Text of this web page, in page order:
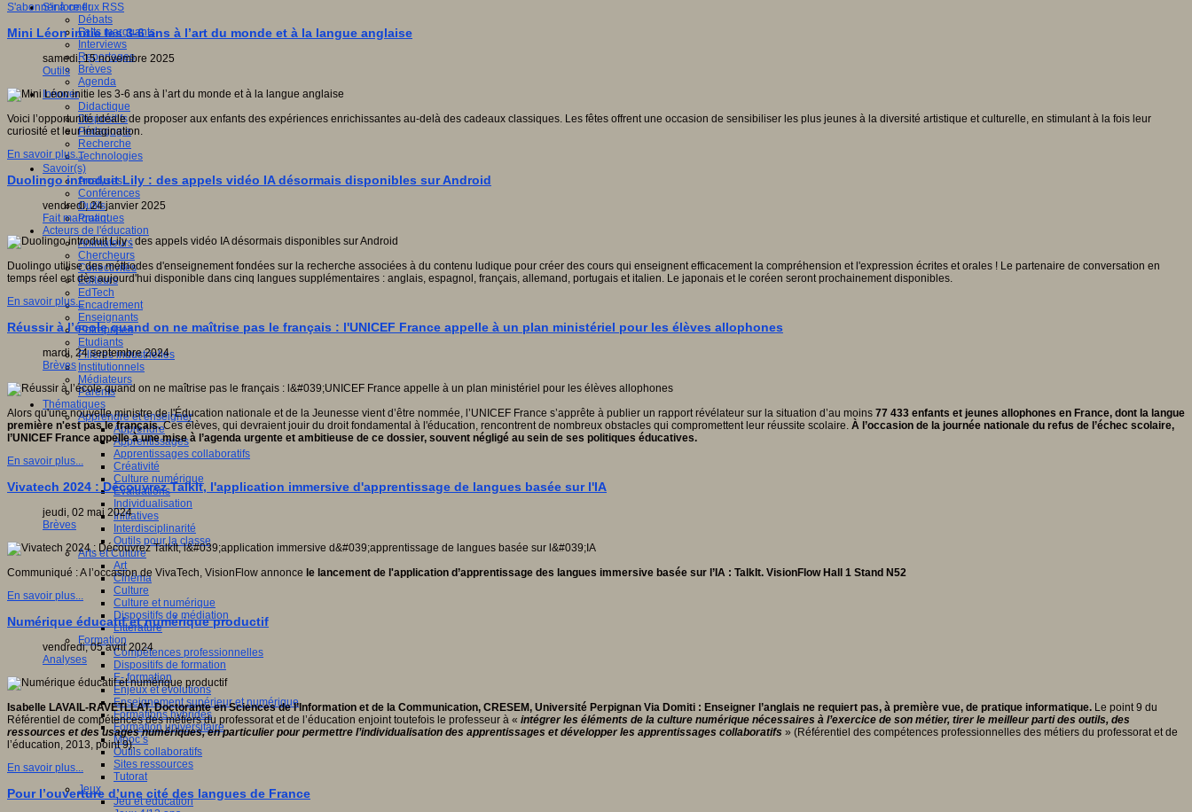
S'informer
Débats
Faits marquants
Interviews
Reportages
Brèves
Agenda
Innover
Didactique
Dispositifs
Pédagogie
Recherche
Technologies
Savoir(s)
Analyses
Conférences
Outils
Pratiques
Acteurs de l'éducation
Animateurs
Chercheurs
Collectivités
Editeurs
EdTech
Encadrement
Enseignants
Entreprises
Etudiants
Filières industrielles
Institutionnels
Médiateurs
Parents
Thématiques
Apprendre et enseigner
Apprendre
Apprentissages
Apprentissages collaboratifs
Créativité
Culture numérique
Evaluations
Individualisation
Initiatives
Interdisciplinarité
Outils pour la classe
Arts et Culture
Art
Cinéma
Culture
Culture et numérique
Dispositifs de médiation
Littérature
Formation
Compétences professionnelles
Dispositifs de formation
E- formation
Enjeux et évolutions
Enseignement supérieur et numérique
Formations hybrides
Formation universitaire
Mooc’s
Outils collaboratifs
Sites ressources
Tutorat
Jeux
Jeu et éducation
S'abonner à ce flux RSS
Mini Léon initie les 3-6 ans à l’art du monde et à la langue anglaise
samedi, 15 novembre 2025
Outils
Voici l’opportunité idéale de proposer aux enfants des expériences enrichissantes au-delà des cadeaux classiques. Les fêtes offrent une occasion de sensibiliser les plus jeunes à la diversité artistique et culturelle, en stimulant à la fois leur
curiosité et leur imagination.
En savoir plus...
Duolingo introduit Lily : des appels vidéo IA désormais disponibles sur Android
vendredi, 24 janvier 2025
Fait marquant
Duolingo utilise des méthodes d'enseignement fondées sur la recherche associées à du contenu ludique pour créer des cours qui enseignent efficacement la compréhension et l'expression écrites et orales ! Le partenaire de conversation en
temps réel est dès aujourd'hui disponible dans cinq langues supplémentaires : anglais, espagnol, français, allemand, portugais et italien. Le japonais et le coréen seront prochainement disponibles.
En savoir plus...
Réussir à l’école quand on ne maîtrise pas le français : l'UNICEF France appelle à un plan ministériel pour les élèves allophones
mardi, 24 septembre 2024
Brèves
Alors qu'une nouvelle ministre de l'Éducation nationale et de la Jeunesse vient d’être nommée, l’UNICEF France s’apprête à publier un rapport révélateur sur la situation d’au moins 77 433 enfants et jeunes allophones en France, dont la langue
première n'est pas le français.Ces élèves, qui devraient jouir du droit fondamental à l'éducation, rencontrent de nombreux obstacles qui compromettent leur réussite scolaire. À l’occasion de la journée nationale du refus de l’échec scolaire,
l’UNICEF France appelle à une mise à l’agenda urgente et ambitieuse de ce dossier, souvent négligé au sein de ses politiques éducatives.
En savoir plus...
Vivatech 2024 : Découvrez TalkIt, l'application immersive d'apprentissage de langues basée sur l'IA
jeudi, 02 mai 2024
Brèves
Communiqué : A l’occasion de VivaTech, VisionFlow annonce le lancement de l'application d’apprentissage des langues immersive basée sur l’IA : TalkIt. VisionFlow Hall 1 Stand N52
En savoir plus...
Numérique éducatif et numérique productif
vendredi, 05 avril 2024
Analyses
Isabelle LAVAIL-RAVETLLAT, Doctorante en Sciences de l’Information et de la Communication, CRESEM, Université Perpignan Via Domiti : Enseigner l’anglais ne requiert pas, à première vue, de pratique informatique. Le point 9 du
Référentiel de compétences des métiers du professorat et de l’éducation enjoint toutefois le professeur à « intégrer les éléments de la culture numérique nécessaires à l’exercice de son métier, tirer le meilleur parti des outils, des
ressources et des usages numériques, en particulier pour permettre l’individualisation des apprentissages et développer les apprentissages collaboratifs » (Référentiel des compétences professionnelles des métiers du professorat et de
l’éducation, 2013, point 9).
En savoir plus...
Pour l’ouverture d’une cité des langues de France